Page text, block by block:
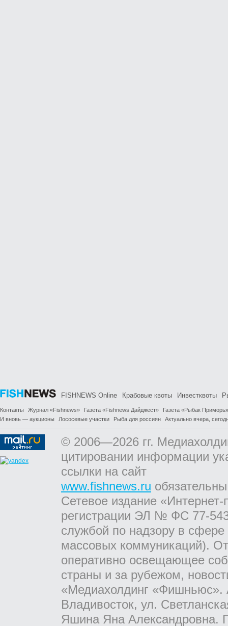
FISHNEWS Online Крабовые квоты Инвестквоты
Контакты Журнал «Fishnews» Газета «Fishnews Дайджест»
Газета «Рыбак
И вновь — аукционы
Лососевые участки Рыба для россиян Актуально вчера,
© 2006—2026 гг.
цитировании информации
ссылки на сайт
www.fishnews.ru
Сетевое издание
регистрации ЭЛ № ФС 77-
службой по надзору в
массовых коммуникаций).
оперативно освещающее
страны и за рубежом,
«Медиахолдинг «Фишньюс».
Владивосток, ул.
Яшина Яна Александровна.